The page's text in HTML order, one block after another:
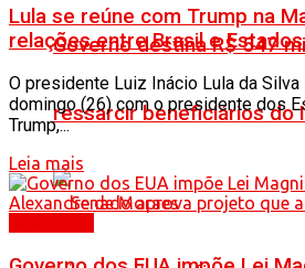
Governo destina R$ 547
ressarcir beneficiários do
Lula se reúne com Trump na
relações entre Brasil e
O presidente Luiz Inácio Lula da
domingo (26) com o presidente dos
Trump,...
Leia mais